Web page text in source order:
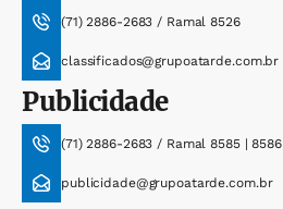
(71) 2886-2683 / Ramal 8526
classificados@grupoatarde.com.br
Publicidade
(71) 2886-2683 / Ramal 8585 | 8586
publicidade@grupoatarde.com.br